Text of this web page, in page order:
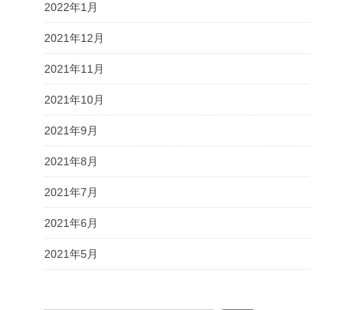
2022年1月
2021年12月
2021年11月
2021年10月
2021年9月
2021年8月
2021年7月
2021年6月
2021年5月